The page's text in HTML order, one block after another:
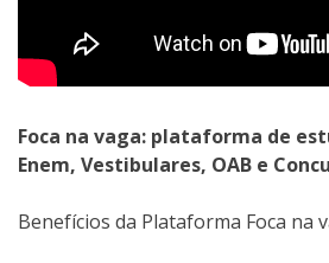
Foca na vaga: plataforma de
Enem, Vestibulares, OAB e
Benefícios da Plataforma Foca na